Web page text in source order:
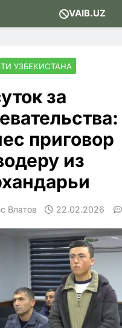
VAIB.UZ
УЗБЕКИСТАНА
за
приговор
из
Влатов 22.02.2026